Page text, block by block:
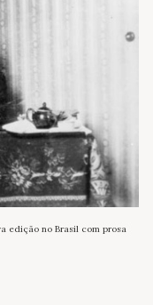
edição no Brasil com prosa